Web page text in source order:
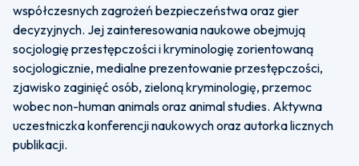
współczesnych zagrożeń bezpieczeństwa oraz gier
decyzyjnych. Jej zainteresowania naukowe obejmują
socjologię przestępczości i kryminologię zorientowaną
socjologicznie, medialne prezentowanie przestępczości,
zjawisko zaginięć osób, zieloną kryminologię, przemoc
wobec non-human animals oraz animal studies. Aktywna
uczestniczka konferencji naukowych oraz autorka licznych
publikacji.